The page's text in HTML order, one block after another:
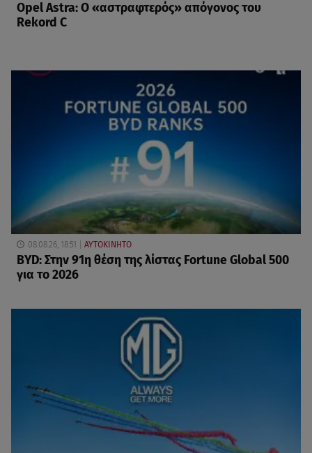
Opel Astra: Ο «αστραφτερός» απόγονος του
Rekord C
08.08.26, 18:51 ΑΥΤΟΚΙΝΗΤΟ
BYD: Στην 91η θέση της λίστας Fortune Global 500
για το 2026